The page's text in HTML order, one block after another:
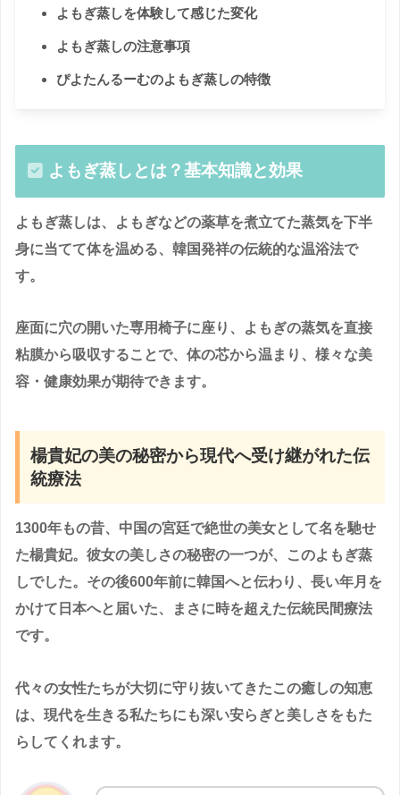
よもぎ蒸しを体験して感じた変化
よもぎ蒸しの注意事項
ぴよたんるーむのよもぎ蒸しの特徴
よもぎ蒸しとは？基本知識と効果
よもぎ蒸しは、よもぎなどの薬草を煮立てた蒸気を下半
身に当てて体を温める、韓国発祥の伝統的な温浴法で
す。
座面に穴の開いた専用椅子に座り、よもぎの蒸気を直接
粘膜から吸収することで、体の芯から温まり、様々な美
容・健康効果が期待できます。
楊貴妃の美の秘密から現代へ受け継がれた伝
統療法
1300年もの昔、中国の宮廷で絶世の美女として名を馳せ
た楊貴妃。彼女の美しさの秘密の一つが、このよもぎ蒸
しでした。その後600年前に韓国へと伝わり、長い年月を
かけて日本へと届いた、まさに時を超えた伝統民間療法
です。
代々の女性たちが大切に守り抜いてきたこの癒しの知恵
は、現代を生きる私たちにも深い安らぎと美しさをもた
らしてくれます。